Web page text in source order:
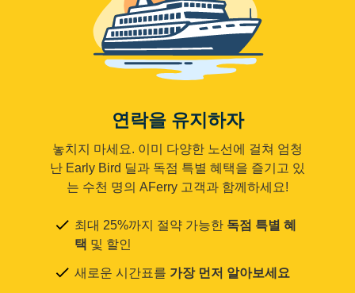
연락을 유지하자
놓치지 마세요. 이미 다양한 노선에 걸쳐 엄청
난 Early Bird 딜과 독점 특별 혜택을 즐기고 있
는 수천 명의 AFerry 고객과 함께하세요!
최대 25%까지 절약 가능한 독점 특별 혜
택 및 할인
새로운 시간표를 가장 먼저 알아보세요